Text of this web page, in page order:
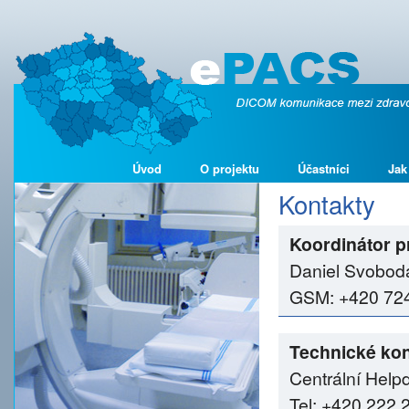
Úvod O projektu Účastníci
Kontakty
Koordinátor
Daniel
GSM: +420
Technické
Centrální